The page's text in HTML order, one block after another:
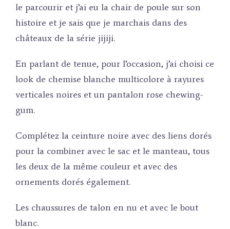
le parcourir et j’ai eu la chair de poule sur son
histoire et je sais que je marchais dans des
châteaux de la série jijiji.
En parlant de tenue, pour l’occasion, j’ai choisi ce
look de chemise blanche multicolore à rayures
verticales noires et un pantalon rose chewing-
gum.
Complétez la ceinture noire avec des liens dorés
pour la combiner avec le sac et le manteau, tous
les deux de la même couleur et avec des
ornements dorés également.
Les chaussures de talon en nu et avec le bout
blanc.